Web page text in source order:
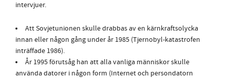
intervjuer.
Att Sovjetunionen skulle drabbas av en kärnkraftsolycka
innan eller någon gång under år 1985 (Tjernobyl-katastrofen
inträffade 1986).
År 1995 förutsåg han att alla vanliga människor skulle
använda datorer i någon form (Internet och persondatorn